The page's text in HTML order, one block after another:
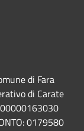
di Fara
di Carate
0179580